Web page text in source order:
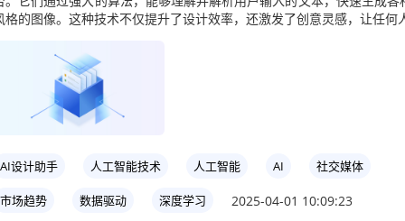
格的图像。这种技术不仅提升了设计效率，还激发了创意灵感，让任何
AI设计助手 人工智能技术 人工智能 AI 社交媒体
市场趋势 数据驱动 深度学习 2025-04-01 10:09:23